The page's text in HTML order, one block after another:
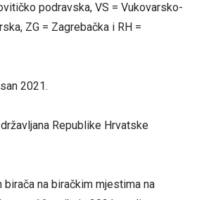
podravska, VS = Vukovarsko-
ZG = Zagrebačka i RH =
2021.
Republike Hrvatske
birača na biračkim mjestima na